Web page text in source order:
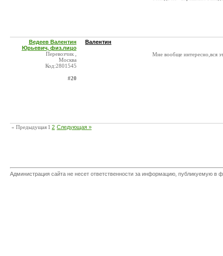
Ведеев Валентин
Юрьевич, физ.лицо
Перевозчик ,
Москва
Код:2801545
#20
Валентин
Мне вообще интересно,вся
« Предыдущая 1 2 Следующая »
Администрация сайта не несет ответственности за информацию, публикуемую